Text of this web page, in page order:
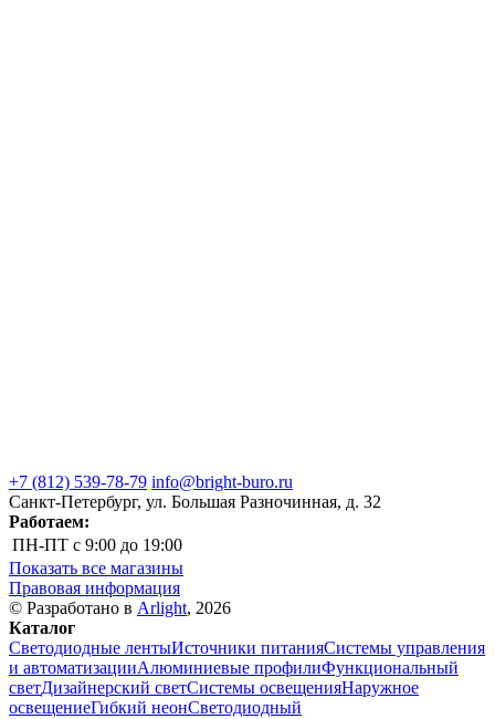
+7 (812) 539-78-79 info@bright-buro.ru
Санкт-Петербург, ул. Большая Разночинная, д. 32
Работаем:
ПН-ПТ с 9:00 до 19:00
Показать все магазины
Правовая информация
© Разработано в Arlight, 2026
Каталог
Светодиодные лентыИсточники питанияСистемы управления
и автоматизацииАлюминиевые профилиФункциональный
светДизайнерский светСистемы освещенияНаружное
освещениеГибкий неонСветодиодный